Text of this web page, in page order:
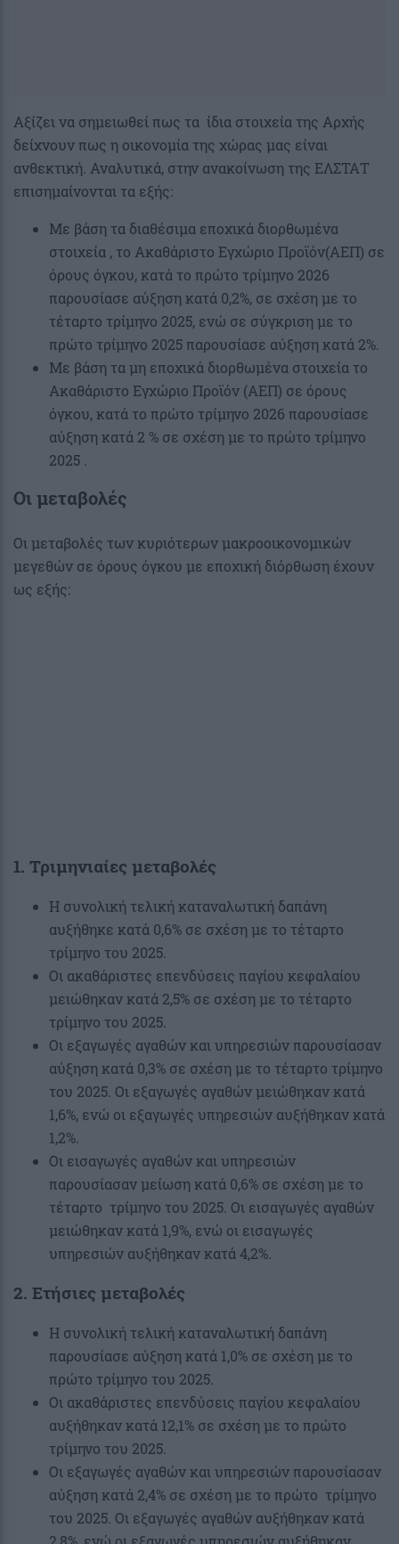
Αξίζει να σημειωθεί πως τα ίδια στοιχεία της Αρχής
δείχνουν πως η οικονομία της χώρας μας είναι
ανθεκτική. Αναλυτικά, στην ανακοίνωση της ΕΛΣΤΑΤ
επισημαίνονται τα εξής:
Με βάση τα διαθέσιμα εποχικά διορθωμένα
στοιχεία , το Ακαθάριστο Εγχώριο Προϊόν(ΑΕΠ) σε
όρους όγκου, κατά το πρώτο τρίμηνο 2026
παρουσίασε αύξηση κατά 0,2%, σε σχέση με το
τέταρτο τρίμηνο 2025, ενώ σε σύγκριση με το
πρώτο τρίμηνο 2025 παρουσίασε αύξηση κατά 2%.
Με βάση τα μη εποχικά διορθωμένα στοιχεία το
Ακαθάριστο Εγχώριο Προϊόν (ΑΕΠ) σε όρους
όγκου, κατά το πρώτο τρίμηνο 2026 παρουσίασε
αύξηση κατά 2 % σε σχέση με το πρώτο τρίμηνο
2025 .
Οι μεταβολές
Οι μεταβολές των κυριότερων μακροοικονομικών
μεγεθών σε όρους όγκου με εποχική διόρθωση έχουν
ως εξής:
1. Τριμηνιαίες μεταβολές
Η συνολική τελική καταναλωτική δαπάνη
αυξήθηκε κατά 0,6% σε σχέση με το τέταρτο
τρίμηνο του 2025.
Οι ακαθάριστες επενδύσεις παγίου κεφαλαίου
μειώθηκαν κατά 2,5% σε σχέση με το τέταρτο
τρίμηνο του 2025.
Oι εξαγωγές αγαθών και υπηρεσιών παρουσίασαν
αύξηση κατά 0,3% σε σχέση με το τέταρτο τρίμηνο
του 2025. Οι εξαγωγές αγαθών μειώθηκαν κατά
1,6%, ενώ οι εξαγωγές υπηρεσιών αυξήθηκαν κατά
1,2%.
Οι εισαγωγές αγαθών και υπηρεσιών
παρουσίασαν μείωση κατά 0,6% σε σχέση με το
τέταρτο τρίμηνο του 2025. Οι εισαγωγές αγαθών
μειώθηκαν κατά 1,9%, ενώ οι εισαγωγές
υπηρεσιών αυξήθηκαν κατά 4,2%.
2. Ετήσιες μεταβολές
Η συνολική τελική καταναλωτική δαπάνη
παρουσίασε αύξηση κατά 1,0% σε σχέση με το
πρώτο τρίμηνο του 2025.
Οι ακαθάριστες επενδύσεις παγίου κεφαλαίου
αυξήθηκαν κατά 12,1% σε σχέση με το πρώτο
τρίμηνο του 2025.
Οι εξαγωγές αγαθών και υπηρεσιών παρουσίασαν
αύξηση κατά 2,4% σε σχέση με το πρώτο τρίμηνο
του 2025. Οι εξαγωγές αγαθών αυξήθηκαν κατά